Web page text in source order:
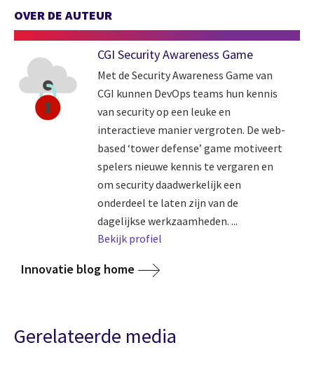
OVER DE AUTEUR
CGI Security Awareness Game
Met de Security Awareness Game van
CGI kunnen DevOps teams hun kennis
van security op een leuke en
interactieve manier vergroten. De web-
based ‘tower defense’ game motiveert
spelers nieuwe kennis te vergaren en
om security daadwerkelijk een
onderdeel te laten zijn van de
dagelijkse werkzaamheden. ...
Bekijk profiel
Innovatie blog home
Gerelateerde media